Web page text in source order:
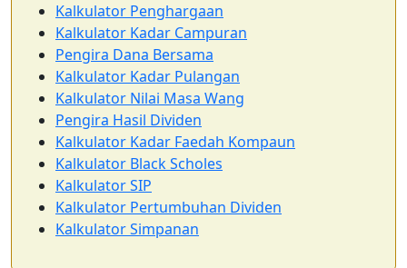
Kalkulator Penghargaan
Kalkulator Kadar Campuran
Pengira Dana Bersama
Kalkulator Kadar Pulangan
Kalkulator Nilai Masa Wang
Pengira Hasil Dividen
Kalkulator Kadar Faedah Kompaun
Kalkulator Black Scholes
Kalkulator SIP
Kalkulator Pertumbuhan Dividen
Kalkulator Simpanan